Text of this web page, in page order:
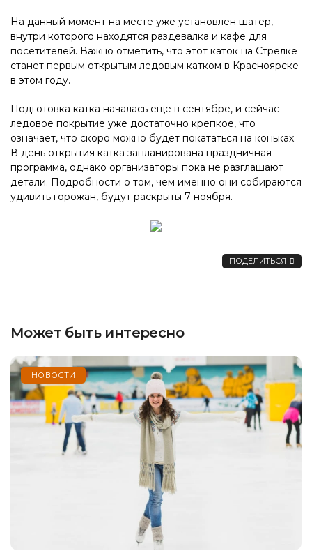
На данный момент на месте уже установлен шатер,
внутри которого находятся раздевалка и кафе для
посетителей. Важно отметить, что этот каток на Стрелке
станет первым открытым ледовым катком в Красноярске
в этом году.
Подготовка катка началась еще в сентябре, и сейчас
ледовое покрытие уже достаточно крепкое, что
означает, что скоро можно будет покататься на коньках.
В день открытия катка запланирована праздничная
программа, однако организаторы пока не разглашают
детали. Подробности о том, чем именно они собираются
удивить горожан, будут раскрыты 7 ноября.
ПОДЕЛИТЬСЯ
Может быть интересно
НОВОСТИ